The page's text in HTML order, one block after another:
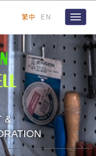
繁中 EN
Toggle
&